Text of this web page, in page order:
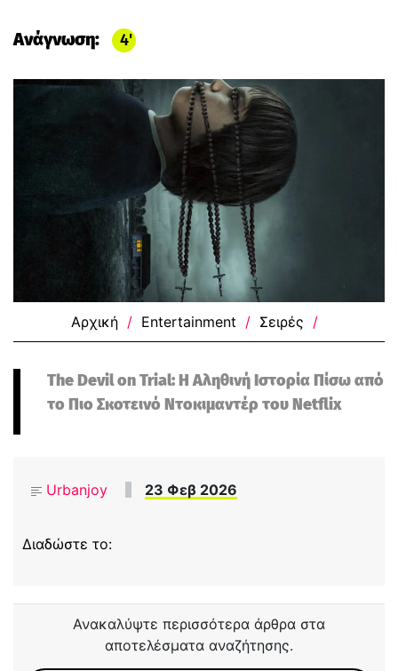
Ανάγνωση: 4
Αρχική / Entertainment / Σειρές /
The Devil on Trial: Η Αληθινή Ιστορία Πίσω από
το Πιο Σκοτεινό Ντοκιμαντέρ του Netflix
Urbanjoy 23 Φεβ 2026
Διαδώστε το:
Ανακαλύψτε περισσότερα άρθρα στα
αποτελέσματα αναζήτησης.